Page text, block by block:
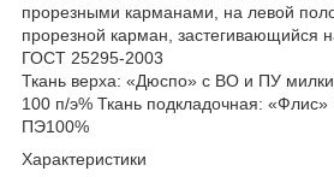
прорезными карманами, на левой
прорезной карман, застегивающийся
ГОСТ 25295-2003
Ткань верха: «Дюспо» с ВО и ПУ милки
100 п/э% Ткань подкладочная: «Флис»
ПЭ100%
Характеристики